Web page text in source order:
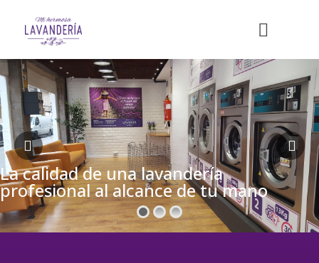
La calidad de una lavandería
profesional al alcance de tu mano